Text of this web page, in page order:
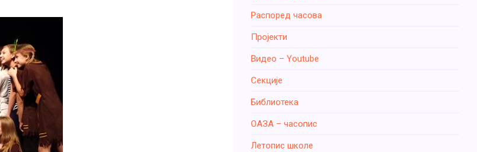
Распоред часова
Пројекти
Видео – Youtube
Секције
Библиотека
ОАЗА – часопис
Летопис школе